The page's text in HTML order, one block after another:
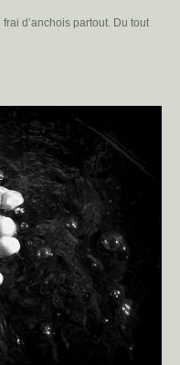
d’anchois partout. Du tout